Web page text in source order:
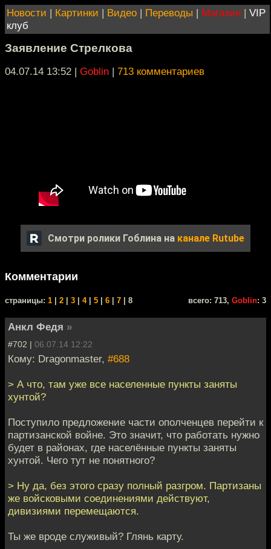
Новости | Картинки | Видео | Переводы | Магазин | VIP
клуб
Заявление Стрелкова
04.07.14 13:52 | Goblin | 713 комментариев
Смотри ролики Гоблина на канале Rutube
Комментарии
cтраницы: 1 2 3 4| 5 6 7 | 8 всего: 713, Goblin: 3
Анкл Федя »
#702 | 06.07.14 12:22
Кому: Dragonmaster, #688
> А что, там уже все населенные пункты заняты
хунтой?
Поступило предложение части ополченцев перейти к
партизанской войне. Это значит, что работать нужно
будет в районах, где населённые пункты заняты
хунтой. Чего тут не понятного?
> Ну да, без этого сразу полный разгром. Партизаны
же войсковыми соединениями действуют,
дивизиями перемещаются.
Ты же вроде служивый? Глянь карту.